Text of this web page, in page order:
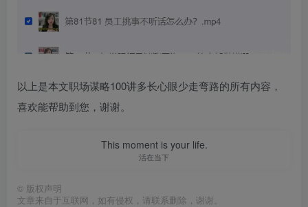
以上是本文职场谋略100讲多长心眼少走弯路的所有内容，
喜欢能帮助到您，谢谢。
This moment is your life.
活在当下
© 版权声明
文章来自于互联网，如有侵权，请联系删除，谢谢。